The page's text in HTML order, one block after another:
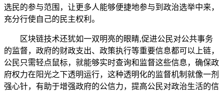
选民的参与范围，让更多人能够便捷地参与到政治选举中来，
充分行使自己的民主权利。
区块链技术还犹如一双明亮的眼睛,促进公民对公共事务
的监督，政府的财政支出、政策执行等重要信息都可以上链，
公民只需轻点鼠标，就能够实时查询和监督这些信息，确保政
府权力在阳光之下透明运行，这种透明化的监督机制就像一剂
强心针，有助于增强政府的公信力，提高公民对政治生活的信